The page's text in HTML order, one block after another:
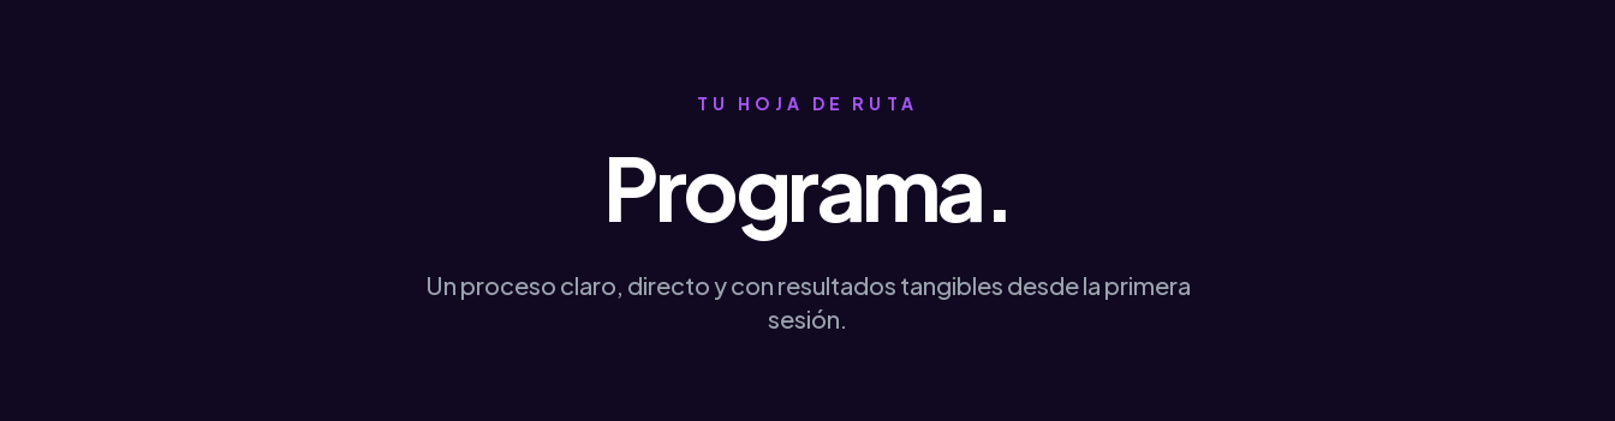
TU HOJA DE RUTA
Programa.
Un proceso claro, directo y con resultados tangibles desde la primera
sesión.